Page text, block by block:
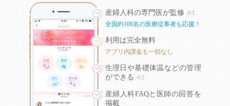
産婦人科の専門医が監修 ※1
全国約100名の医療従事者も応援！
利用は完全無料
アプリ内課金も一切なし
生理日や基礎体温などの管理
ができる
※2
産婦人科FAQと医師の回答を
掲載